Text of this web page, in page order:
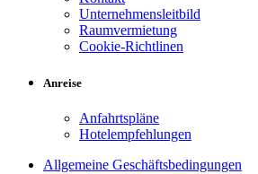
Unternehmensleitbild
Raumvermietung
Cookie-Richtlinen
Anreise
Anfahrtspläne
Hotelempfehlungen
Allgemeine Geschäftsbedingungen